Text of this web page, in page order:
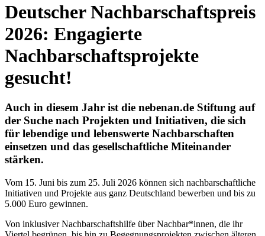
Deutscher Nachbarschaftspreis
2026: Engagierte
Nachbarschaftsprojekte
gesucht!
Auch in diesem Jahr ist die nebenan.de Stiftung auf
der Suche nach Projekten und Initiativen, die sich
für lebendige und lebenswerte Nachbarschaften
einsetzen und das gesellschaftliche Miteinander
stärken.
Vom 15. Juni bis zum 25. Juli 2026 können sich nachbarschaftliche
Initiativen und Projekte aus ganz Deutschland bewerben und bis zu
5.000 Euro gewinnen.
Von inklusiver Nachbarschaftshilfe über Nachbar*innen, die ihr